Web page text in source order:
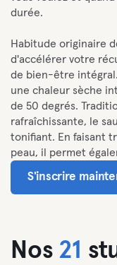
durée.
Habitude originaire
d'accélérer votre
de bien-être
une chaleur sèche
de 50 degrés.
rafraîchissante, le
tonifiant. En faisant
peau, il permet
S'inscrire
Nos 21